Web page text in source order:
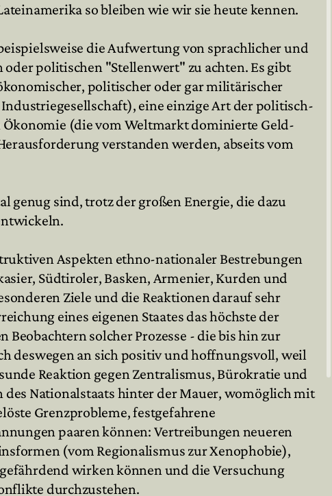
so bleiben wie wir sie heute kennen.
die Aufwertung von sprachlicher und
politischen "Stellenwert" zu achten. Es gibt
politischer oder gar militärischer
eine einzige Art der politisch-
(die vom Weltmarkt dominierte Geld-
verstanden werden, abseits vom
genug sind, trotz der großen Energie, die dazu
Aspekten ethno-nationaler Bestrebungen
Südtiroler, Basken, Armenier, Kurden und
Ziele und die Reaktionen darauf sehr
eines eigenen Staates das höchste der
solcher Prozesse - die bis hin zur
deswegen an sich positiv und hoffnungsvoll, weil
Reaktion gegen Zentralismus, Bürokratie und
Nationalstaats hinter der Mauer, womöglich mit
Grenzprobleme, festgefahrene
paaren können: Vertreibungen neueren
(vom Regionalismus zur Xenophobie),
wirken können und die Versuchung
durchzustehen.